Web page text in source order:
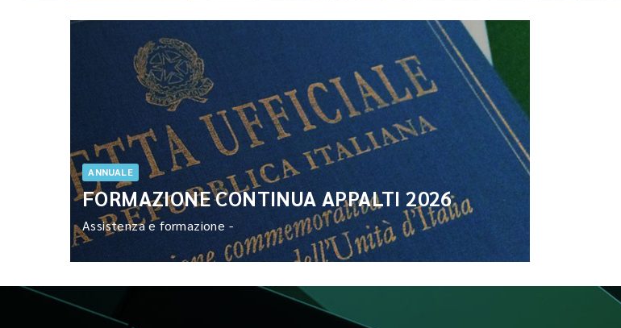
ANNUALE
FORMAZIONE CONTINUA APPALTI 2026
Assistenza e formazione -